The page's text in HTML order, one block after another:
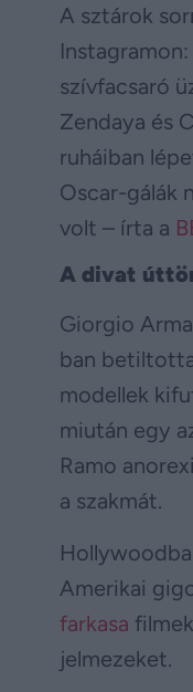
A sztárok
szívfacsaró
Zendaya és
ruháiban
Oscar-gálák
volt – írta a
A divat
Giorgio
ban
modellek
miután egy
Ramo
a szakmát.
Amerikai
farkasa
jelmezeket.